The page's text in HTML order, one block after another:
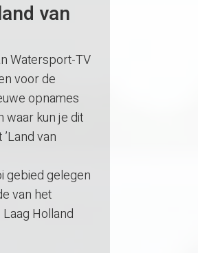
van
Watersport-TV
voor de
opnames
waar kun je dit
van
gebied gelegen
van het
Holland